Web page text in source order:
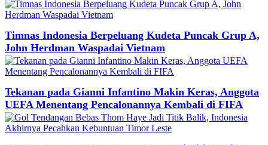
Timnas Indonesia Berpeluang Kudeta Puncak Grup A,
John Herdman Waspadai Vietnam
Tekanan pada Gianni Infantino Makin Keras, Anggota
UEFA Menentang Pencalonannya Kembali di FIFA